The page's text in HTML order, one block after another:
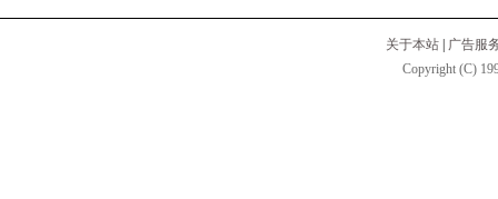
关于本站
广告服
Copyright (C)